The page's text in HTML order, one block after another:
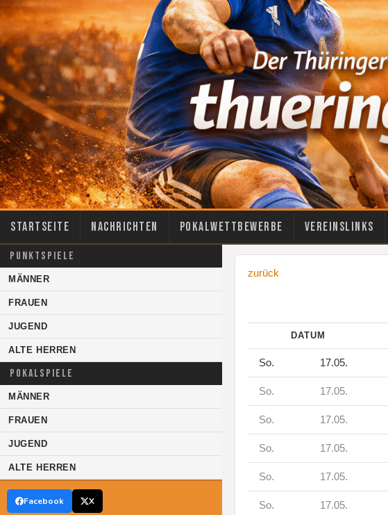
Startseite Nachrichten Pokalwettbewerbe Vereinslinks
PUNKTSPIELE
MÄNNER
FRAUEN
JUGEND
ALTE HERREN
POKALSPIELE
MÄNNER
FRAUEN
JUGEND
ALTE HERREN
Facebook X
zurück
DATUM
So. 17.05.
So. 17.05.
So. 17.05.
So. 17.05.
So. 17.05.
So. 17.05.